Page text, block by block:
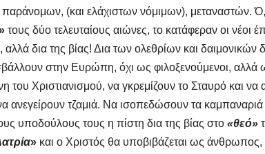
(και ελάχιστων νόμιμων), μεταναστών.
τους δύο τελευταίους αιώνες, το κατάφεραν οι νέοι
αλλά δια της βίας! Δια των ολεθρίων και δαιμονικών
στην Ευρώπη, όχι ως φιλοξενούμενοι, αλλά
του Χριστιανισμού, να γκρεμίζουν το Σταυρό και
ανεγείρουν τζαμιά. Να ισοπεδώσουν τα
υποδούλους τους η πίστη δια της βίας στο «θεό»
» και ο Χριστός θα υποβιβάζεται ως